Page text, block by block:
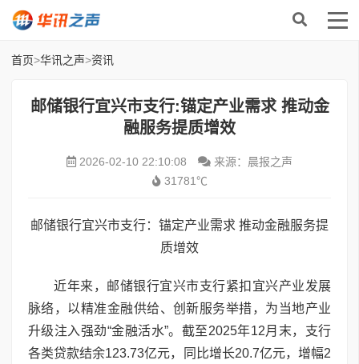
首页>华讯之声>资讯
邮储银行宜兴市支行:锚定产业需求 推动金
融服务提质增效
2026-02-10 22:10:08
来源：晨报之声
31781℃
邮储银行宜兴市支行：锚定产业需求 推动金融服务提
质增效
近年来，邮储银行宜兴市支行紧扣宜兴产业发展
脉络，以精准金融供给、创新服务举措，为当地产业
升级注入强劲“金融活水”。截至2025年12月末，支行
各类贷款结余123.73亿元，同比增长20.7亿元，增幅2